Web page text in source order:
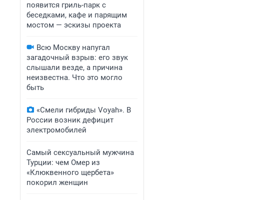
появится гриль-парк с
беседками, кафе и парящим
мостом — эскизы проекта
Всю Москву напугал
загадочный взрыв: его звук
слышали везде, а причина
неизвестна. Что это могло
быть
«Смели гибриды Voyah». В
России возник дефицит
электромобилей
Самый сексуальный мужчина
Турции: чем Омер из
«Клюквенного щербета»
покорил женщин